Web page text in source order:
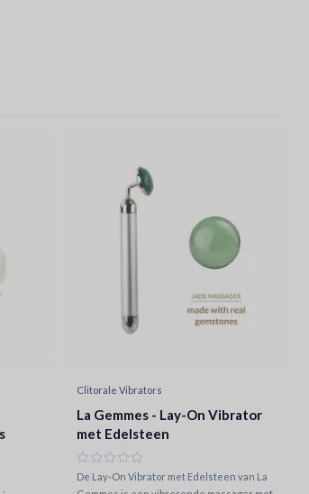
Clitorale Vibrators
La Gemmes - Lay-On Vibrator
met Edelsteen
De Lay-On Vibrator met Edelsteen van La